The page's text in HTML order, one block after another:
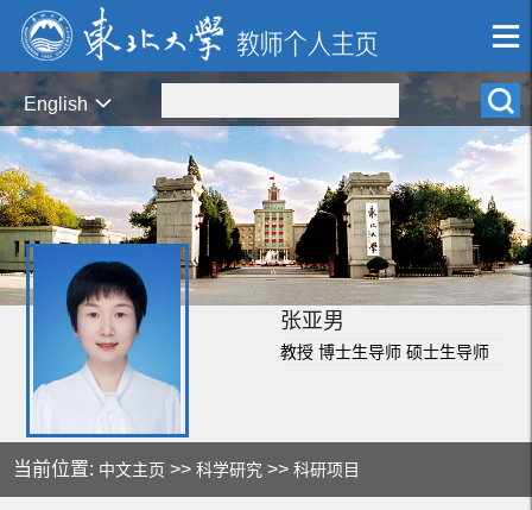
English
张亚男
教授 博士生导师 硕士生导师
当前位置: 中文主页 >>科学研究 >>科研项目